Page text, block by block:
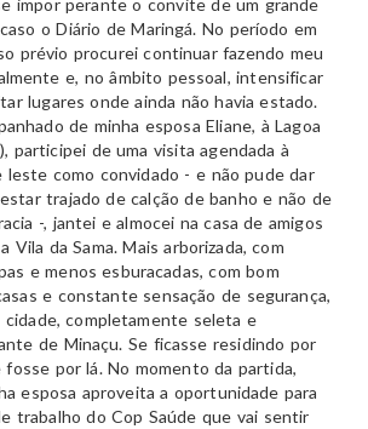
impor perante o convite de um grande
o Diário de Maringá. No período em
prévio procurei continuar fazendo meu
e, no âmbito pessoal, intensificar
lugares onde ainda não havia estado.
de minha esposa Eliane, à Lagoa
participei de uma visita agendada à
leste como convidado - e não pude dar
trajado de calção de banho e não de
-, jantei e almocei na casa de amigos
Vila da Sama. Mais arborizada, com
e menos esburacadas, com bom
e constante sensação de segurança,
cidade, completamente seleta e
de Minaçu. Se ficasse residindo por
por lá. No momento da partida,
esposa aproveita a oportunidade para
trabalho do Cop Saúde que vai sentir